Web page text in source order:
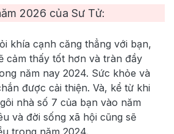
2026 của Sư Tử:
khía cạnh căng thẳng với bạn,
cảm thấy tốt hơn và tràn đầy
năm nay 2024. Sức khỏe và
được cải thiện. Và, kể từ khi
nhà số 7 của bạn vào năm
và đời sống xã hội cũng sẽ
trong năm 2024.